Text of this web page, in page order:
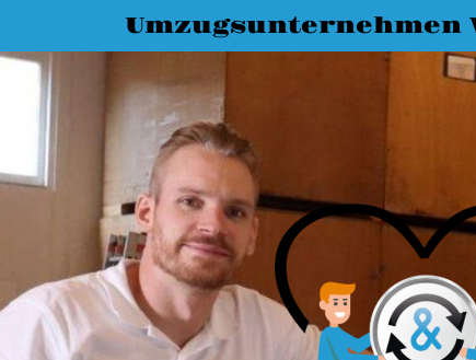
Umzugsunternehmen